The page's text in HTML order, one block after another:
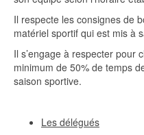
Il respecte les consignes de
matériel sportif qui est mis à
Il s’engage à respecter pour
minimum de 50% de temps
saison sportive.
Les délégués